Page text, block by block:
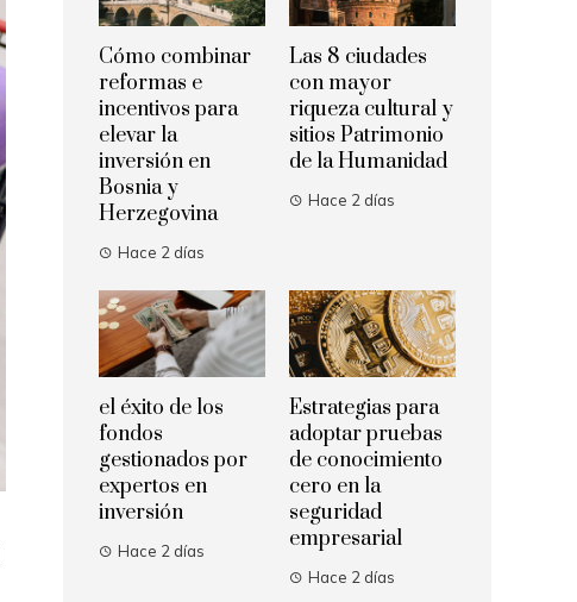
Cómo combinar
reformas e
incentivos para
elevar la
inversión en
Bosnia y
Herzegovina
Hace 2 días
Las 8 ciudades
con mayor
riqueza cultural y
sitios Patrimonio
de la Humanidad
Hace 2 días
el éxito de los
fondos
gestionados por
expertos en
inversión
Hace 2 días
Estrategias para
adoptar pruebas
de conocimiento
cero en la
seguridad
empresarial
Hace 2 días